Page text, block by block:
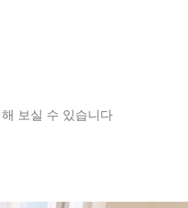
보실 수 있습니다